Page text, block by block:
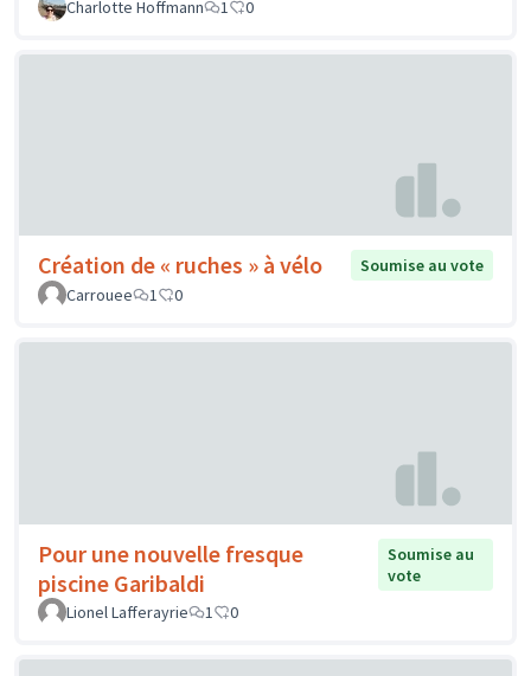
Charlotte Hoffmann
1 0
Création de « ruches » à vélo
Soumise au vote
Carrouee
1 0
Pour une nouvelle fresque
piscine Garibaldi
Soumise au
vote
Lionel Lafferayrie
1 0